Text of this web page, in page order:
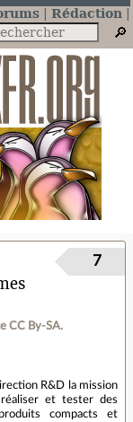
Rédaction
CC By‑SA.
7
R&D la mission
réaliser et tester des
compacts et